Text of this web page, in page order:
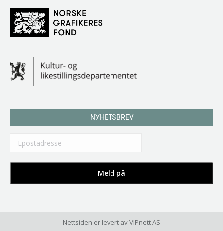
NYHETSBREV
Nettsiden er levert avVIPnett AS